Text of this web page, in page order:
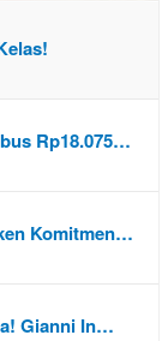
Rp18.075…
Komitmen…
Gianni In…